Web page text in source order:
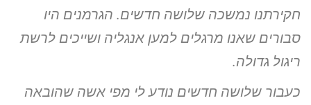
חקירתנו נמשכה שלושה חדשים. הגרמנים היו
סבורים שאנו מרגלים למען אנגליה ושייכים לרשת
ריגול גדולה.
כעבור שלושה חדשים נודע לי מפי אשה שהובאה